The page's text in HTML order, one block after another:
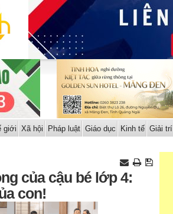
giới Xã hội Pháp luật Giáo dục Kinh tế Giải trí
của cậu bé lớp 4:
con!